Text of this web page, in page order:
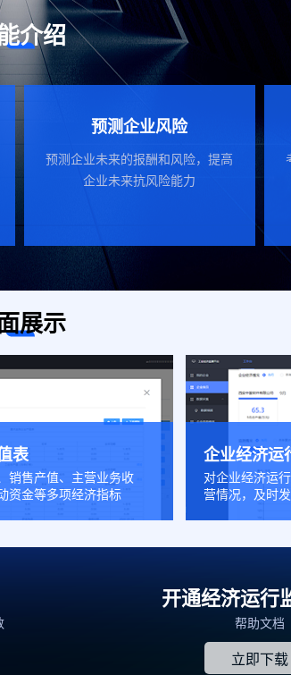
介绍
预测企业风险
预测企业未来的报酬和风险，提高
企业未来抗风险能力
展示
表
销售产值、主营业务收
资金等多项经济指标
企业经济运
对企业经济运
营情况，及时
开通经济运行
帮助文档
立即下载